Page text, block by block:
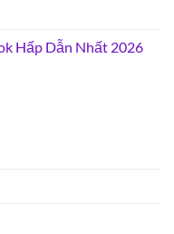
Hấp Dẫn Nhất 2026